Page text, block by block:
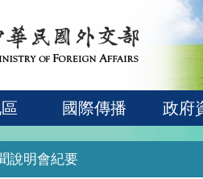
國際傳播 政府
說明會紀要